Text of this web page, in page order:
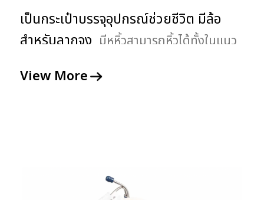
เป็นกระเป๋าบรรจุอุปกรณ์ช่วยชีวิต มีล้อ
สำหรับลากจูง มีหูหิ้วสามารถหิ้วได้ทั้งในแนว
กระแทก สะดวกในการเคลื่อนย้าย
View More